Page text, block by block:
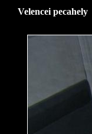
Velencei pecahely